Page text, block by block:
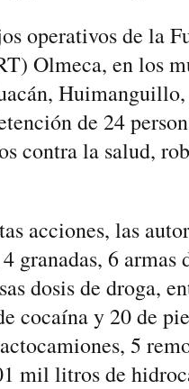
operativos de la
Olmeca, en los
de 24
contra la salud,
acciones, las
granadas, 6 armas
dosis de droga,
cocaína y 20 de
5
mil litros de